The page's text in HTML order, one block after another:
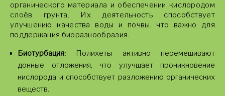
органического материала и обеспечении кислородом
слоёв грунта. Их деятельность способствует
улучшению качества воды и почвы, что важно для
поддержания биоразнообразия.
Биотурбация: Полихеты активно перемешивают
донные отложения, что улучшает проникновение
кислорода и способствует разложению органических
веществ.